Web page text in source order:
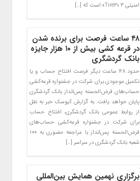
امنیتی ۳ «Tire3» است که […]
۴۸ ساعت فرصت برای برنده شدن
در قرعه کشی بیش از ۱۰ هزار جایزه
بانک گردشگری
حدود ۴۸ ساعت دیگر فرصت افتتاح حساب و یا
تکمیل موجودی برای شرکت در جشنواره قرعه‌کشی
حساب‌های قرض‌الحسنه پس‌انداز بانک گردشگری
پایان خواهد یافت. به گزارش کیوسک خبر به نقل
از روابط عمومی بانک گردشگری، افتتاح حساب
برای شرکت در جشنواره قرعه‌کشی حساب‌های
قرض‌الحسنه پس‌انداز با مراجعه حضوری به ۱۰۰
شعبه بانک گردشگری در سراسر […]
برگزاری نهمین همایش بین‌المللی